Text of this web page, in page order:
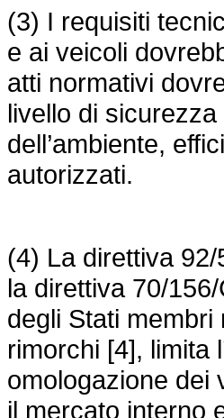
(3) I requisiti
e ai veicoli
atti normativi
livello di
dell’ambiente,
autorizzati.
(4) La direttiva
la direttiva 70/
degli Stati membri
rimorchi [4], limita
omologazione dei
il mercato interno